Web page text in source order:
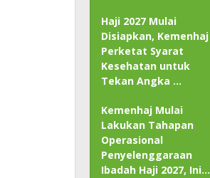
Haji 2027 Mulai
Disiapkan, Kemenhaj
Perketat Syarat
Kesehatan untuk
Tekan Angka …
Kemenhaj Mulai
Lakukan Tahapan
Operasional
Penyelenggaraan
Ibadah Haji 2027, Ini…